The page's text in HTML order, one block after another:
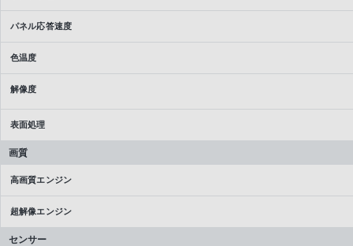
パネル応答速度
色温度
解像度
表面処理
画質
高画質エンジン
超解像エンジン
センサー